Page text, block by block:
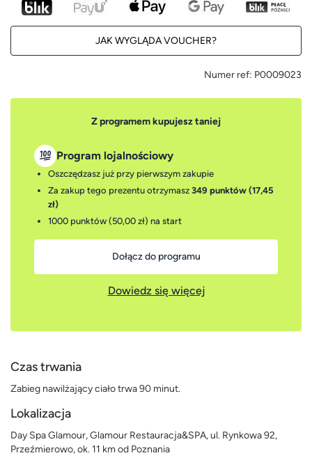
JAK WYGLĄDA VOUCHER?
Numer ref: P0009023
Z programem kupujesz taniej
Program lojalnościowy
Oszczędzasz już przy pierwszym zakupie
Za zakup tego prezentu otrzymasz 349 punktów (17,45
zł)
1000 punktów (50,00 zł) na start
Dołącz do programu
Dowiedz się więcej
Czas trwania
Zabieg nawilżający ciało trwa 90 minut.
Lokalizacja
Day Spa Glamour, Glamour Restauracja&SPA, ul. Rynkowa 92,
Przeźmierowo, ok. 11 km od Poznania